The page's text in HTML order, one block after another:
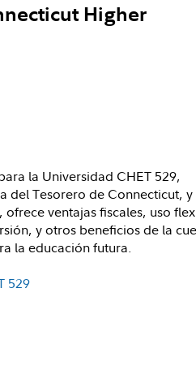
Higher
la Universidad CHET 529,
del Tesorero de Connecticut, y
ventajas fiscales, uso
y otros beneficios de la
la educación futura.
529